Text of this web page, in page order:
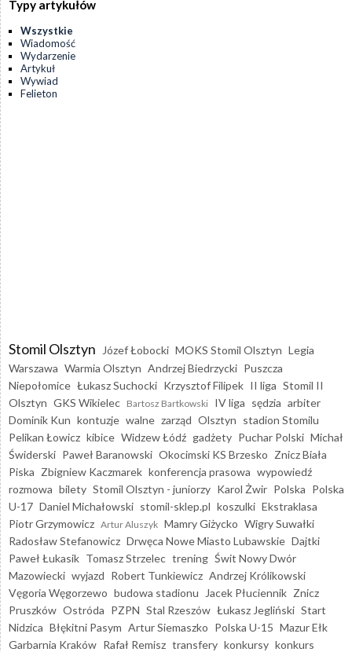
Typy artykułów
Wszystkie
Wiadomość
Wydarzenie
Artykuł
Wywiad
Felieton
Stomil Olsztyn Józef Łobocki MOKS Stomil Olsztyn Legia
Warszawa Warmia Olsztyn Andrzej Biedrzycki Puszcza
Niepołomice Łukasz Suchocki Krzysztof Filipek II liga Stomil II
Olsztyn GKS Wikielec Bartosz Bartkowski IV liga sędzia arbiter
Dominik Kun kontuzje walne zarząd Olsztyn stadion Stomilu
Pelikan Łowicz kibice Widzew Łódź gadżety Puchar Polski Michał
Świderski Paweł Baranowski Okocimski KS Brzesko Znicz Biała
Piska Zbigniew Kaczmarek konferencja prasowa wypowiedź
rozmowa bilety Stomil Olsztyn - juniorzy Karol Żwir Polska Polska
U-17 Daniel Michałowski stomil-sklep.pl koszulki Ekstraklasa
Piotr Grzymowicz Artur Aluszyk Mamry Giżycko Wigry Suwałki
Radosław Stefanowicz Drwęca Nowe Miasto Lubawskie Dajtki
Paweł Łukasik Tomasz Strzelec trening Świt Nowy Dwór
Mazowiecki wyjazd Robert Tunkiewicz Andrzej Królikowski
Vęgoria Węgorzewo budowa stadionu Jacek Płuciennik Znicz
Pruszków Ostróda PZPN Stal Rzeszów Łukasz Jegliński Start
Nidzica Błękitni Pasym Artur Siemaszko Polska U-15 Mazur Ełk
Garbarnia Kraków Rafał Remisz transfery konkursy konkurs